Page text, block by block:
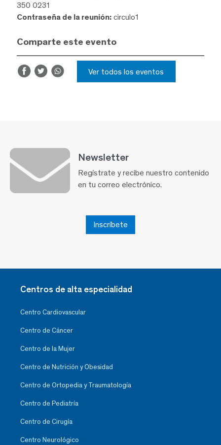
350 0231
Contraseña de la reunión:circulo1
Comparte este evento
Ver todos los eventos
Newsletter
Regístrate y recibe nuestro contenido
en tu correo electrónico.
Inscríbete
Centros de alta especialidad
Centro Cardiovascular
Centro de Cáncer
Centro de la Mujer
Centro de Nutrición y Obesidad
Centro de Ortopedia y Traumatología
Centro de Pediatría
Centro de Cirugía
Centro Neurológico